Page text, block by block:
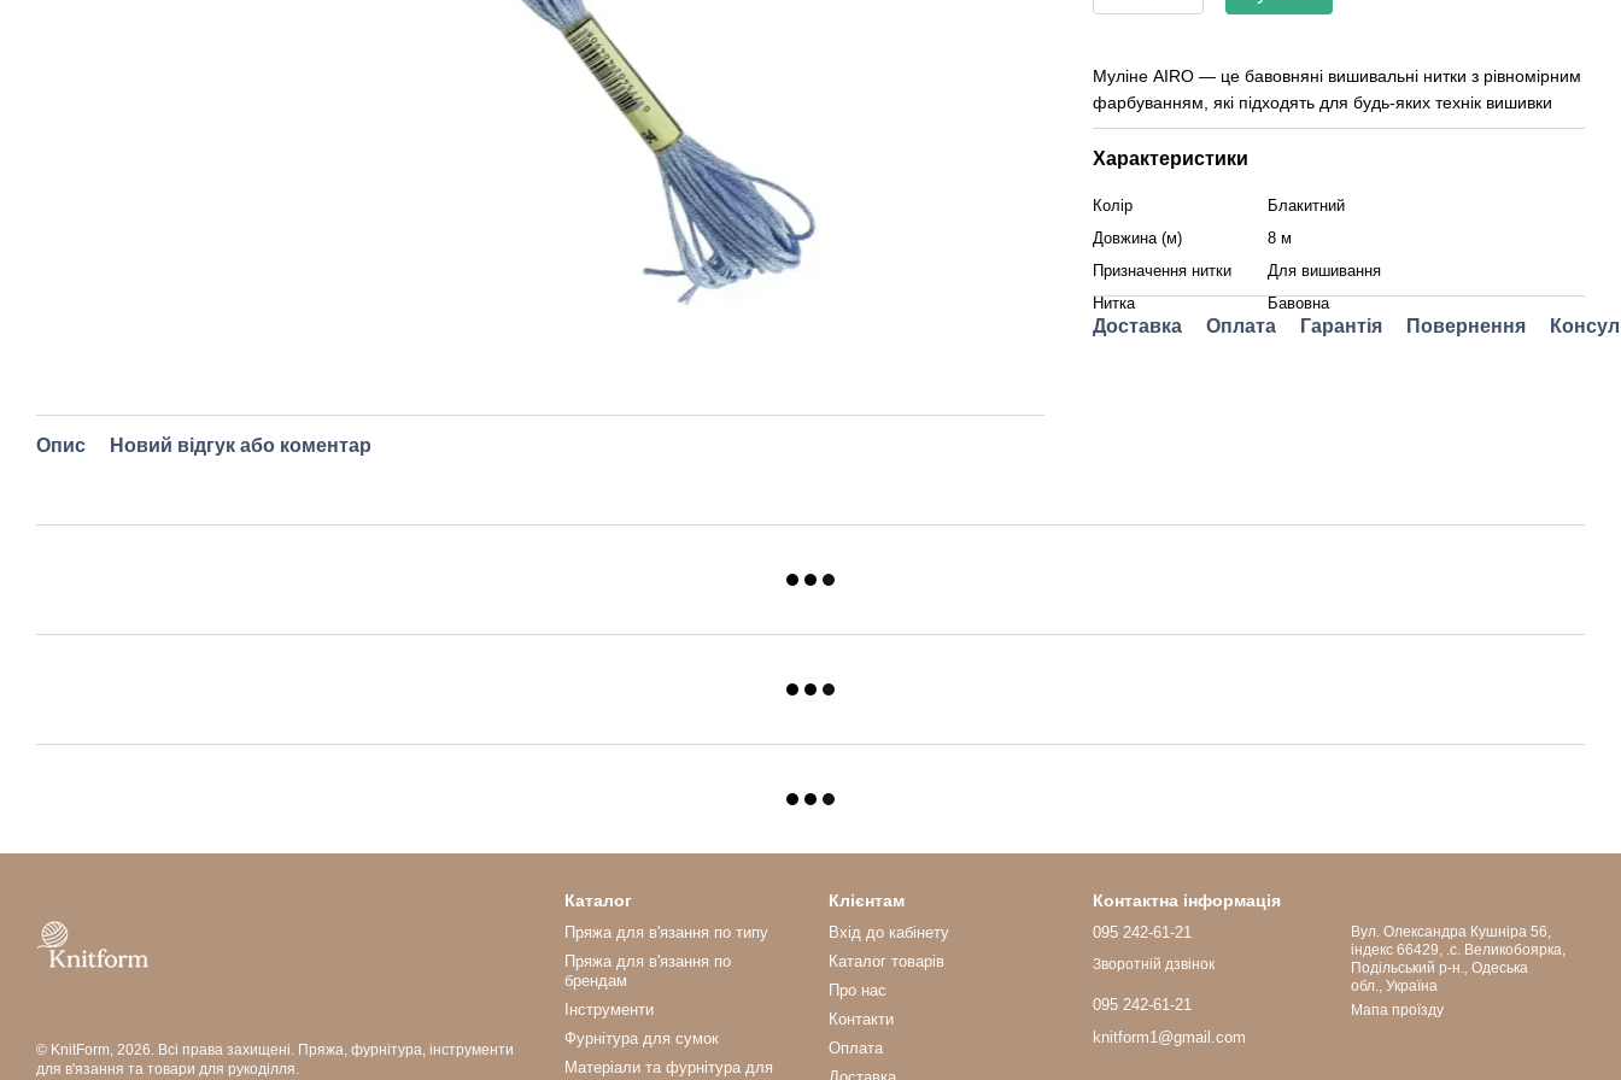
Опис Новий відгук або коментар
Муліне AIRO — це бавовняні вишивальні нитки з рівномірним
фарбуванням, які підходять для будь-яких технік вишивки
Характеристики
Колір
Блакитний
Довжина (м)
8 м
Призначення нитки
Для вишивання
Нитка
Бавовна
Доставка Оплата Гарантія Повернення
© KnitForm, 2026. Всі права захищені. Пряжа, фурнітура, інструменти
для в'язання та товари для рукоділля.
Каталог
Пряжа для в'язання по типу
Пряжа для в'язання по
брендам
Інструменти
Фурнітура для сумок
Матеріали та фурнітура для
Клієнтам
Вхід до кабінету
Каталог товарів
Про нас
Контакти
Оплата
Контактна інформація
095 242-61-21
Зворотній дзвінок
095 242-61-21
knitform1@gmail.com
Вул. Олександра Кушніра 56,
індекс 66429, .с. Великобоярка,
Подільський р-н., Одеська
обл., Україна
Мапа проїзду